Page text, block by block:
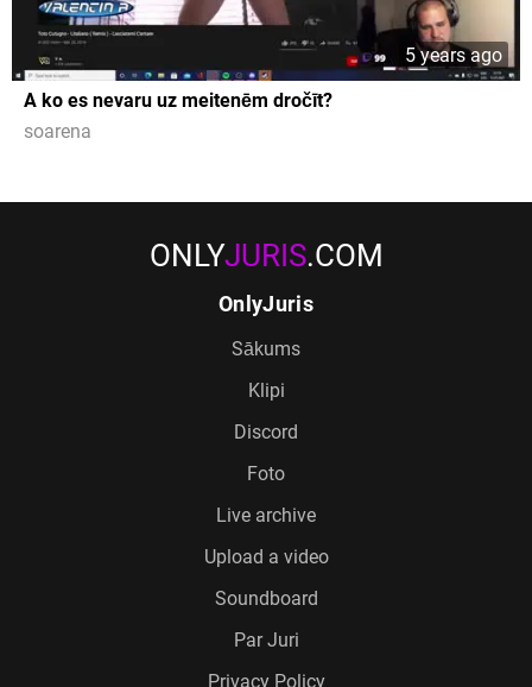
5 years ago
A ko es nevaru uz meitenēm dročīt?
soarena
ONLYJURIS.COM
OnlyJuris
Sākums
Klipi
Discord
Foto
Live archive
Upload a video
Soundboard
Par Juri
Privacy Policy